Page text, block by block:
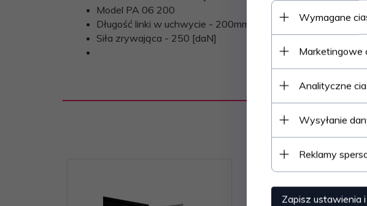
Model PA 06 200
Długość linki w uchwycie - 200mm
Siła zrywająca - 250 [daN]
Wymagane
Marketingowe
Analityczne
Wysyłanie
Reklamy
Zapisz ustawienia